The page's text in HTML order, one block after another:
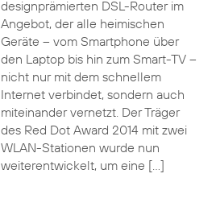
designprämierten DSL-Router im
Angebot, der alle heimischen
Geräte – vom Smartphone über
den Laptop bis hin zum Smart-TV –
nicht nur mit dem schnellem
Internet verbindet, sondern auch
miteinander vernetzt. Der Träger
des Red Dot Award 2014 mit zwei
WLAN-Stationen wurde nun
weiterentwickelt, um eine […]